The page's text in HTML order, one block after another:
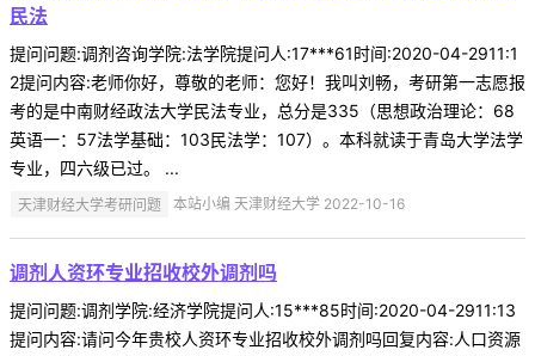
民法
提问问题:调剂咨询学院:法学院提问人:17***61时间:2020-04-2911:1
2提问内容:老师你好，尊敬的老师：您好！我叫刘畅，考研第一志愿报
考的是中南财经政法大学民法专业，总分是335（思想政治理论：68
英语一：57法学基础：103民法学：107）。本科就读于青岛大学法学
专业，四六级已过。 ...
天津财经大学考研问题 本站小编 天津财经大学 2022-10-16
调剂人资环专业招收校外调剂吗
提问问题:调剂学院:经济学院提问人:15***85时间:2020-04-2911:13
提问内容:请问今年贵校人资环专业招收校外调剂吗回复内容:人口资源